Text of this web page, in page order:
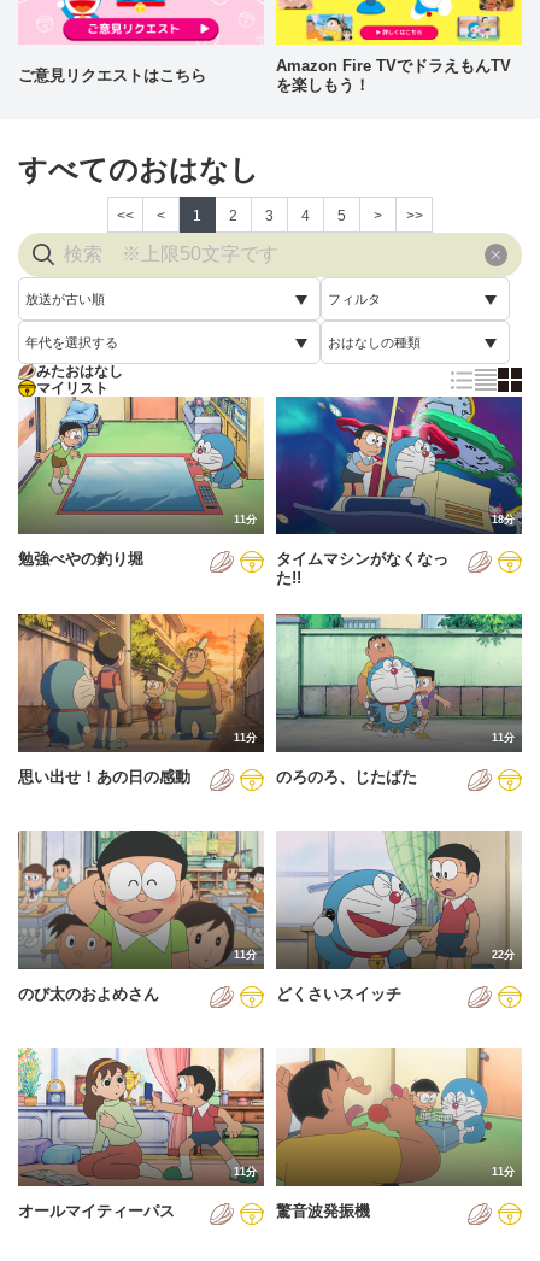
ご意見リクエストはこちら
Amazon Fire TVでドラえもんTV
を楽しもう！
すべてのおはなし
<< < 1 2 3 4 5 > >>
放送が古い順
放送が古い順
放送が新しい順
配信が古い順
配信が新しい順
あいうえお順(降順)
動画が長い順
動画が短い順
フィルタ
すべて
未視聴
年代を選択する
すべて
2005年
2006年
2007年
2008年
2011年
2012年
2013年
2014年
2015年
2016年
2017年
2019年
2020年
2021年
2022年
おはなしの種類
通常回
誕生日スペシャル
みたおはなし
マイリスト
11分
勉強べやの釣り堀
18分
タイムマシンがなくなっ
た!!
11分
思い出せ！あの日の感動
11分
のろのろ、じたばた
11分
のび太のおよめさん
22分
どくさいスイッチ
11分
オールマイティーパス
11分
驚音波発振機